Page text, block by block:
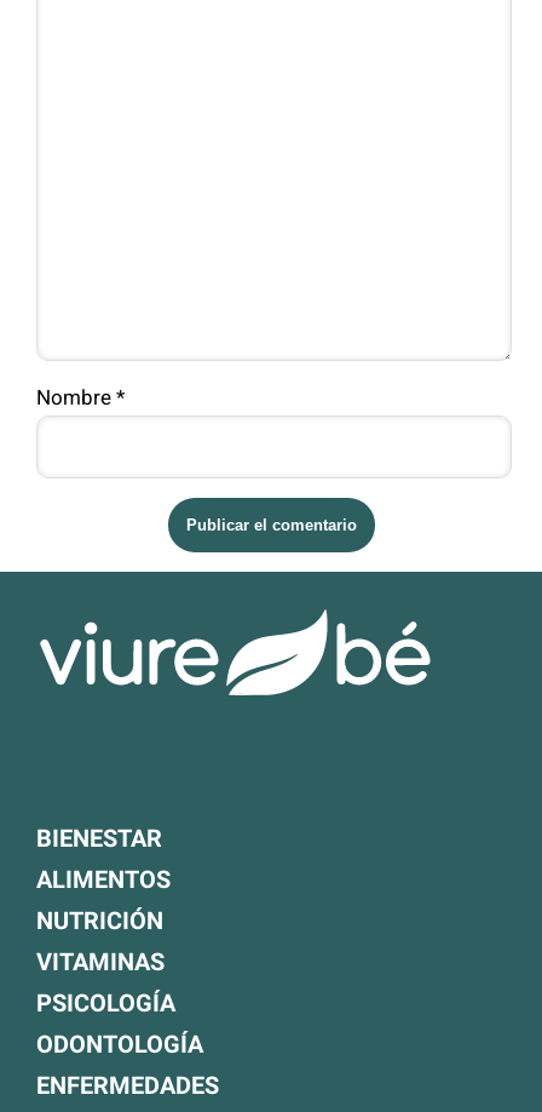
Nombre *
BIENESTAR
ALIMENTOS
NUTRICIÓN
VITAMINAS
PSICOLOGÍA
ODONTOLOGÍA
ENFERMEDADES